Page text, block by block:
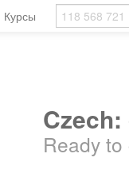
Курсы
Ready